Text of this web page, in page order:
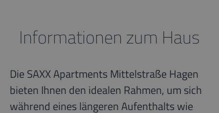
Informationen zum Haus
Die SAXX Apartments Mittelstraße Hagen
bieten Ihnen den idealen Rahmen, um sich
während eines längeren Aufenthalts wie